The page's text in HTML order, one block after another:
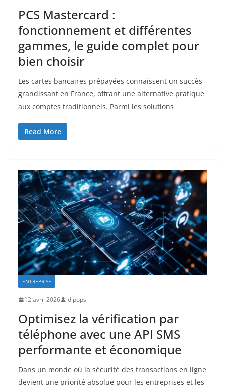
PCS Mastercard :
fonctionnement et différentes
gammes, le guide complet pour
bien choisir
Les cartes bancaires prépayées connaissent un succès
grandissant en France, offrant une alternative pratique
aux comptes traditionnels. Parmi les solutions
Read More
ENTREPRISE
12 avril 2026 idipops
Optimisez la vérification par
téléphone avec une API SMS
performante et économique
Dans un monde où la sécurité des transactions en ligne
devient une priorité absolue pour les entreprises et les